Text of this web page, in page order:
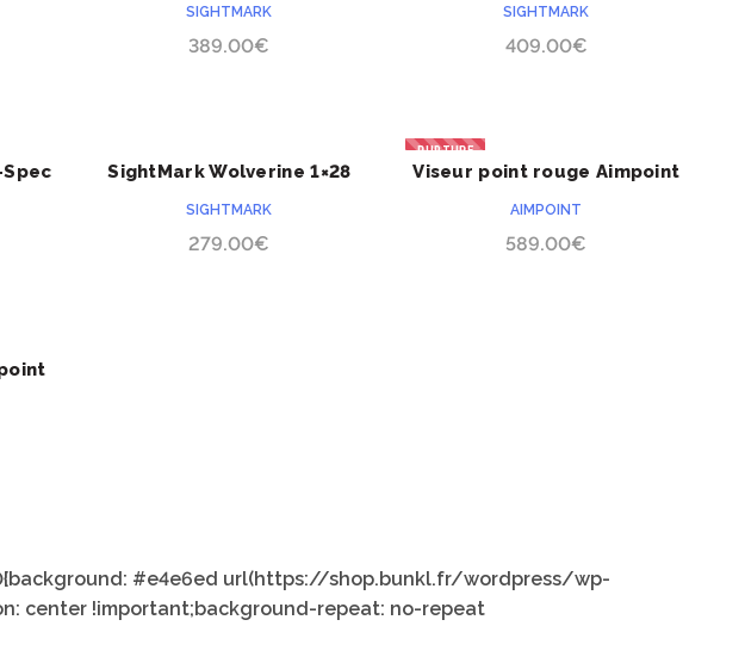
SIGHTMARK
389.00€
SIGHTMARK
409.00€
ACHETER
SightMark Wolverine 1×28
SIGHTMARK
279.00€
RUPTURE
ACHETER
Viseur point rouge Aimpoint
AIMPOINT
589.00€
#e4e6ed url(https://shop.bunkl.fr/wordpress/wp-
center !important;background-repeat: no-repeat